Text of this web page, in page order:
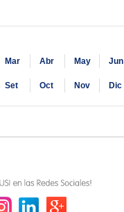
Mar Abr May Jun
Set Oct Nov Dic